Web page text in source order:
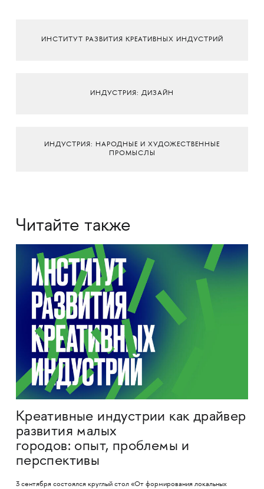
ИНСТИТУТ РАЗВИТИЯ КРЕАТИВНЫХ ИНДУСТРИЙ
ИНДУСТРИЯ: ДИЗАЙН
ИНДУСТРИЯ: НАРОДНЫЕ И ХУДОЖЕСТВЕННЫЕ
ПРОМЫСЛЫ
Читайте также
Креативные индустрии как драйвер
развития малых
городов: опыт, проблемы и
перспективы
3 сентября состоялся круглый стол «От формирования локальных